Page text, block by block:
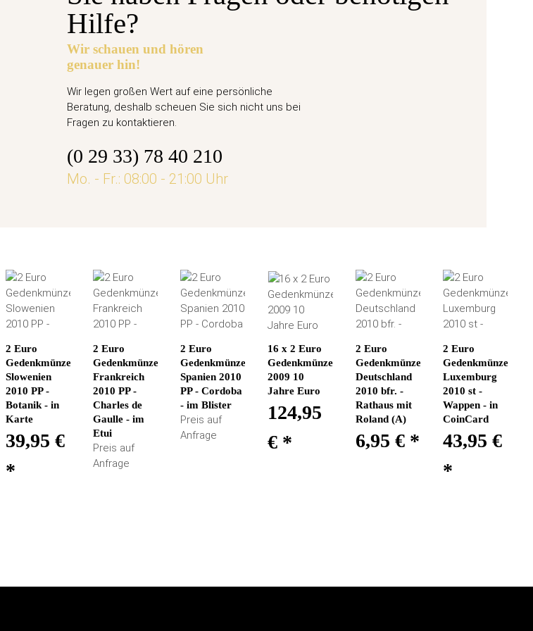
Deutschland 2026 bfr. - Ariane 6
Hilfe?
Wir schauen und hören
genauer hin!
Wir legen großen Wert auf eine persönliche
Beratung, deshalb scheuen Sie sich nicht uns bei
Fragen zu kontaktieren.
(0 29 33) 78 40 210
Mo. - Fr.: 08:00 - 21:00 Uhr
2 Euro
Gedenkmünze
Slowenien
2010 PP -
Botanik - in
Karte
39,95 €
*
2 Euro
Gedenkmünze
Frankreich
2010 PP -
Charles de
Gaulle - im
Etui
Preis auf
Anfrage
2 Euro
Gedenkmünze
Spanien 2010
PP - Cordoba
- im Blister
Preis auf
Anfrage
16 x 2 Euro
Gedenkmünzen
2009 10
Jahre Euro
124,95
€ *
2 Euro
Gedenkmünze
Deutschland
2010 bfr. -
Rathaus mit
Roland (A)
6,95 € *
2 Euro
Gedenkmünze
Luxemburg
2010 st -
Wappen - in
CoinCard
43,95 €
*